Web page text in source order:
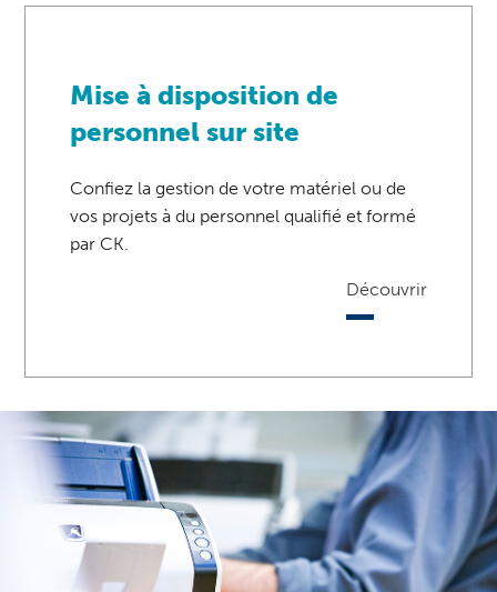
Mise à disposition de
personnel sur site
Confiez la gestion de votre matériel ou de
vos projets à du personnel qualifié et formé
par CK.
Découvrir